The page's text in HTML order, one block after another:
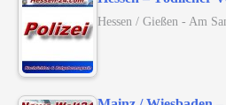
Hessen / Gießen - Am